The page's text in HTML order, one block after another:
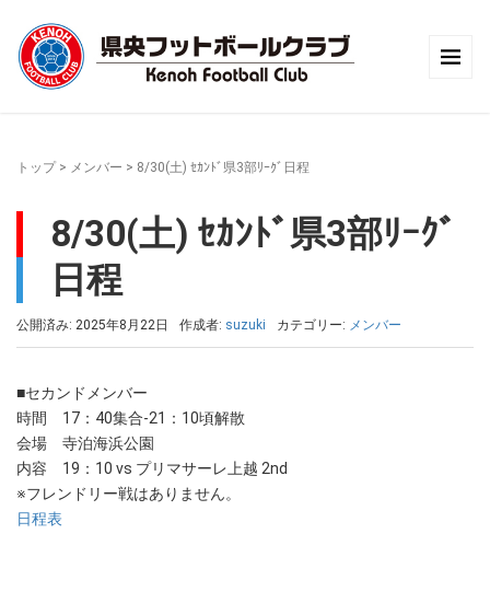
トップ> メンバー > 8/30(土) ｾｶﾝﾄﾞ県3部ﾘｰｸﾞ日程
8/30(土) ｾｶﾝﾄﾞ県3部ﾘｰｸﾞ
日程
公開済み: 2025年8月22日 作成者: suzuki カテゴリー: メンバー
■セカンドメンバー
時間 17：40集合-21：10頃解散
会場 寺泊海浜公園
内容 19：10 vs プリマサーレ上越 2nd
※フレンドリー戦はありません。
日程表